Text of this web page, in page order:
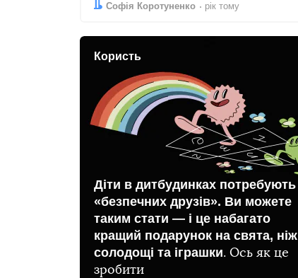
Автор:
Софія Коротуненко
Дата: рік тому
Користь
Діти в дитбудинках потребують
«безпечних друзів». Ви можете
таким стати — і це набагато
кращий подарунок на свята, ніж
солодощі та іграшки. Ось як це
зробити